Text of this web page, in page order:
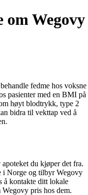
Wegovy
fedme hos voksne
pasienter med en BMI på
høyt blodtrykk, type 2
bidra til vekttap ved å
du kjøper det fra.
i Norge og tilbyr Wegovy
å kontakte ditt lokale
pris hos dem.